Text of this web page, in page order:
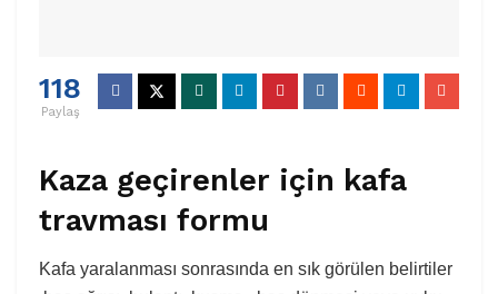
118
Paylaş
Kaza geçirenler için kafa
travması formu
Kafa yaralanması sonrasında en sık görülen belirtiler